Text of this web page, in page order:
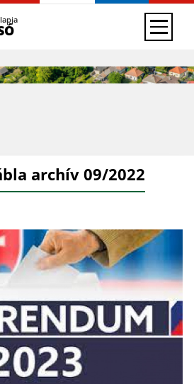
archív 09/2022